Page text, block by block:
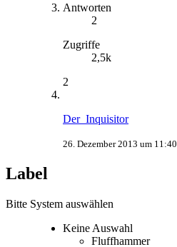
Antworten
2
Zugriffe
2,5k
2
Der_Inquisitor
26. Dezember 2013 um 11:40
Label
Bitte System auswählen
Keine Auswahl
Fluffhammer